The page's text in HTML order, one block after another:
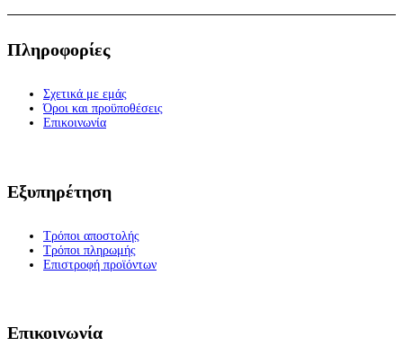
Πληροφορίες
Σχετικά με εμάς
Όροι και προϋποθέσεις
Επικοινωνία
Εξυπηρέτηση
Τρόποι αποστολής
Τρόποι πληρωμής
Επιστροφή προϊόντων
Επικοινωνία